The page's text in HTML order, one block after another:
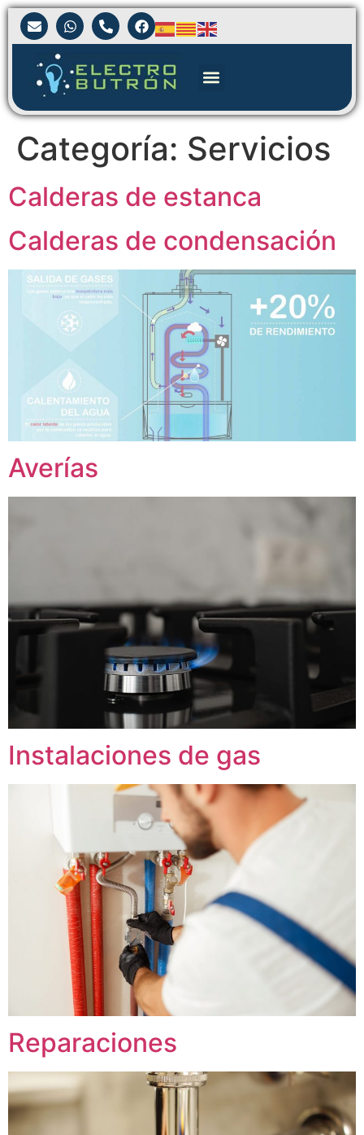
Categoría: Servicios
Calderas de estanca
Calderas de condensación
Averías
Instalaciones de gas
Reparaciones